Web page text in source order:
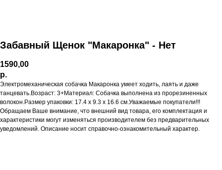
Забавный Щенок "Макаронка" - Нет
1590,00
р.
Электромеханическая собачка Макаронка умеет ходить, лаять и даже
танцевать.Возраст: 3+Материал: Собачка выполнена из прорезиненных
волокон.Размер упаковки: 17.4 x 9.3 x 16.6 см.Уважаемые покупатели!!!
Обращаем Ваше внимание, что внешний вид товара, его комплектация и
характеристики могут изменяться производителем без предварительных
уведомлений. Описание носит справочно-ознакомительный характер.